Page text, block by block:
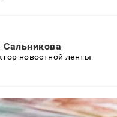
Сальникова
новостной ленты